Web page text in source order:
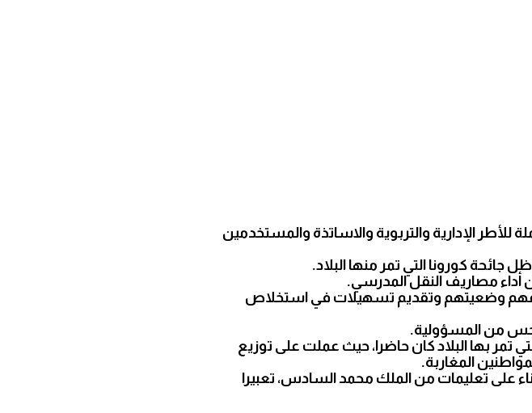
الإدارية والتربوية والاساتذة والمستخدمين
كورونا التي تمر منها البلاد.
أداء مصاريف النقل المدرسي.
تفهم وضعيتهم وتقديم تسهيلات في استخلاص
بحس من المسؤولية.
بها البلاد كان حاضرا، حيث عملت على توزيع
على تعليمات من الملك محمد السادس، تعبيرا